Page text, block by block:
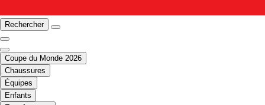
Rechercher
Coupe du Monde 2026
Chaussures
Équipes
Enfants